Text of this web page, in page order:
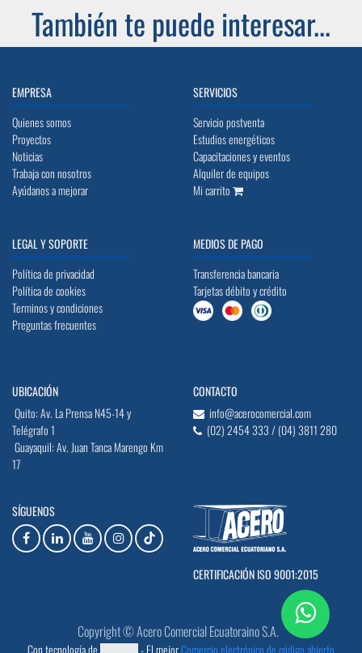
También te puede interesar...
EMPRESA
Quienes somos
Proyectos
Noticias
Trabaja con nosotros
Ayúdanos a mejorar
SERVICIOS
Servicio postventa
Estudios energéticos
Capacitaciones y eventos
Alquiler de equipos
Mi carrito
LEGAL Y SOPORTE
Política de privacidad
Política de cookies
Terminos y condiciones
Preguntas frecuentes
MEDIOS DE PAGO
Transferencia bancaria
Tarjetas débito y crédito
UBICACIÓN
Quito: Av. La Prensa N45-14 y
Telégrafo 1
Guayaquil: Av. Juan Tanca Marengo Km
17
CONTACTO
info@acerocomercial.com
(02) 2454 333 / (04) 3811 280
SÍGUENOS
CERTIFICACIÓN ISO 9001:2015
Copyright © Acero Comercial Ecuatoraino S.A.
Con tecnología de - El mejorComercio electrónico de código abierto